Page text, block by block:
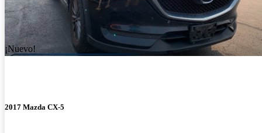
¡Nuevo!
2017 Mazda CX-5